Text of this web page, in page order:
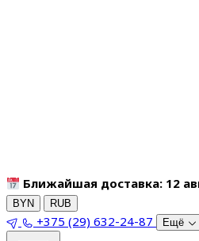
Ближайшая доставка: 12
BYN RUB
+375 (29) 632-24-87 Ещё